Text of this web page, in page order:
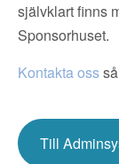
självklart finns
Sponsorhuset.
Kontakta oss
Till